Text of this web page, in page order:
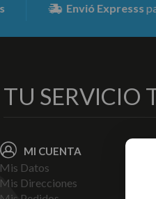
Envió Expresss para toda
TU SERVICIO
MI CUENTA
Mis Datos
Mis Direcciones